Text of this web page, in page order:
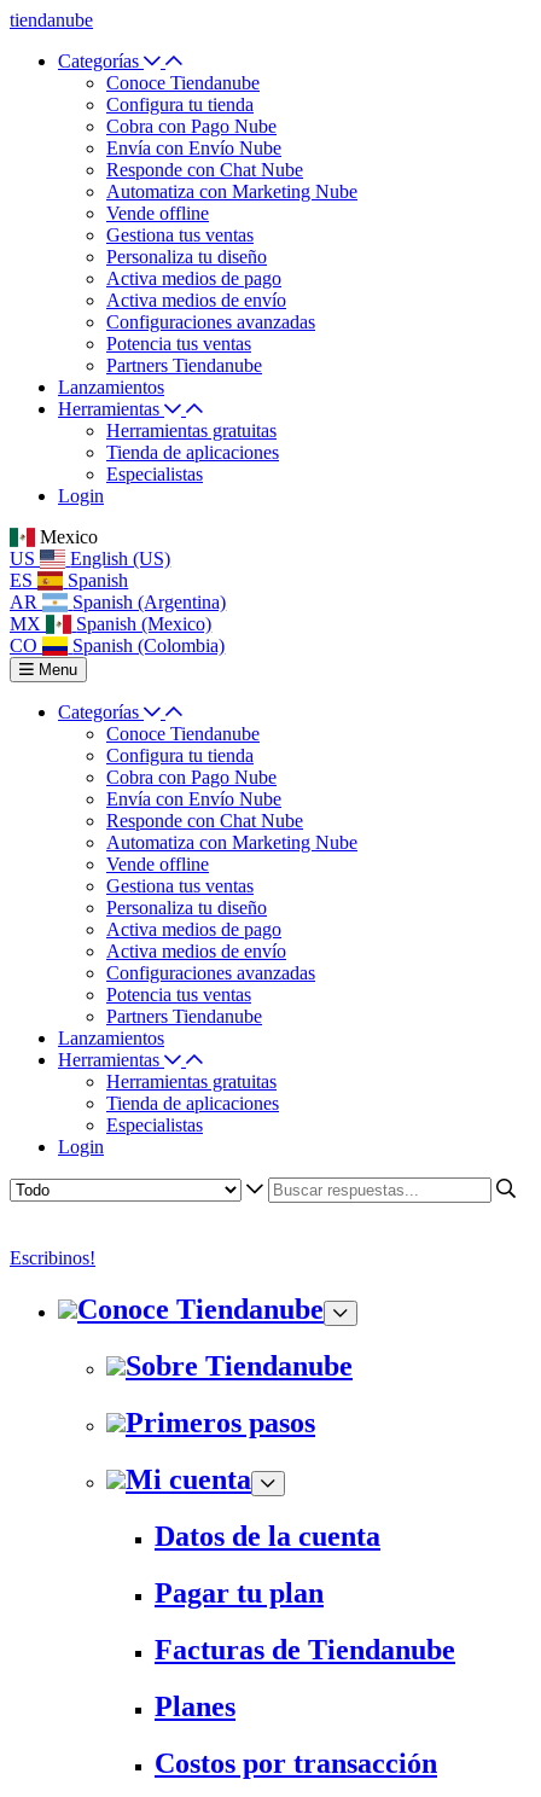
tiendanube
Categorías
Conoce Tiendanube
Configura tu tienda
Cobra con Pago Nube
Envía con Envío Nube
Responde con Chat Nube
Automatiza con Marketing Nube
Vende offline
Gestiona tus ventas
Personaliza tu diseño
Activa medios de pago
Activa medios de envío
Configuraciones avanzadas
Potencia tus ventas
Partners Tiendanube
Lanzamientos
Herramientas
Herramientas gratuitas
Tienda de aplicaciones
Especialistas
Login
Mexico
US
English (US)
ES
Spanish
AR
Spanish (Argentina)
MX
Spanish (Mexico)
CO
Spanish (Colombia)
Menu
Categorías
Conoce Tiendanube
Configura tu tienda
Cobra con Pago Nube
Envía con Envío Nube
Responde con Chat Nube
Automatiza con Marketing Nube
Vende offline
Gestiona tus ventas
Personaliza tu diseño
Activa medios de pago
Activa medios de envío
Configuraciones avanzadas
Potencia tus ventas
Partners Tiendanube
Lanzamientos
Herramientas
Herramientas gratuitas
Tienda de aplicaciones
Especialistas
Login
Escribinos!
Conoce Tiendanube
Sobre Tiendanube
Primeros pasos
Mi cuenta
Datos de la cuenta
Pagar tu plan
Facturas de Tiendanube
Planes
Costos por transacción